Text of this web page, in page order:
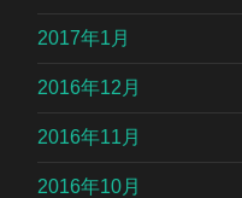
2017年1月
2016年12月
2016年11月
2016年10月